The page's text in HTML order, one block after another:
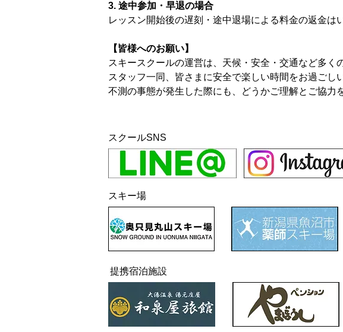
3. 途中参加・早退の場合
レッスン開始後の遅刻・途中退場による料金の返金は
【皆様へのお願い】
スキースクールの運営は、天候・安全・交通など多く
スタッフ一同、皆さまに安全で楽しい時間をお過ごし
不測の事態が発生した際にも、どうかご理解とご協力
スクールSNS
スキー場
提携宿泊施設